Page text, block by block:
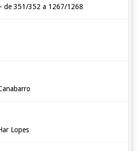
de 351/352 a 1267/1268
Lopes